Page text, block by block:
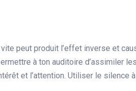
peut produit l’effet inverse et
à ton auditoire d’assimiler
et l’attention. Utiliser le silence